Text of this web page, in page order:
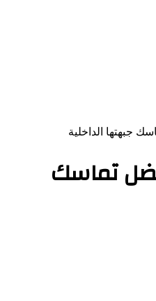
جبهتها الداخلية
تماسك